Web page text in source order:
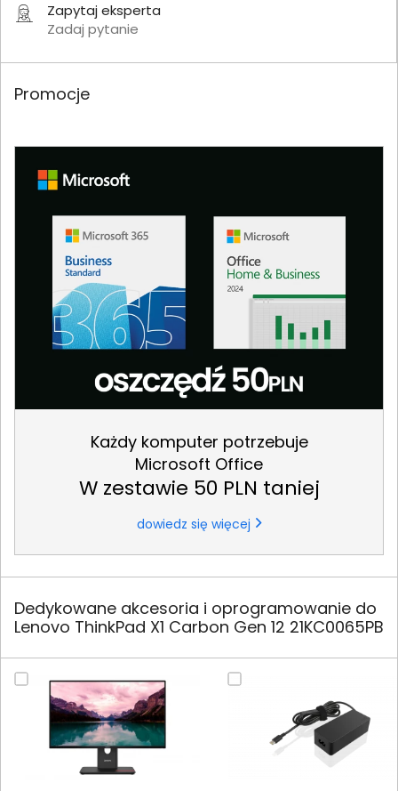
Zapytaj eksperta
Zadaj pytanie
Promocje
Każdy komputer potrzebuje
Microsoft Office
W zestawie 50 PLN taniej
dowiedz się więcej
Dedykowane akcesoria i oprogramowanie do
Lenovo ThinkPad X1 Carbon Gen 12 21KC0065PB